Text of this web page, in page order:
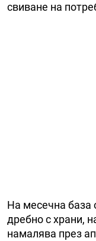
свиване на
На месечна база
дребно с храни,
намалява през